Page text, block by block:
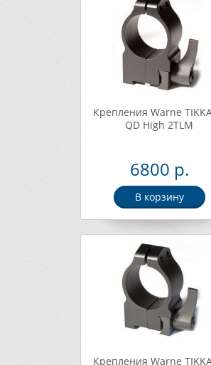
Крепления Warne
QD High 2TLM
6800 р.
В корзину
Крепления Warne